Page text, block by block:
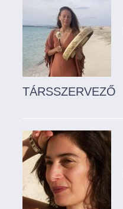
TÁRSSZERVEZŐ